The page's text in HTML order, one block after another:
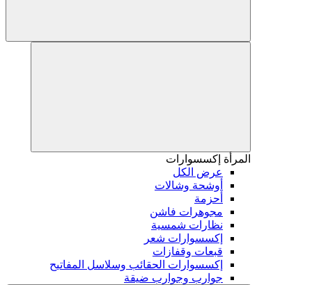
المرأة إكسسوارات
عرض الكل
أوشحة وشالات
أحزمة
مجوهرات فاشن
نظارات شمسية
إكسسوارات شعر
قبعات وقفازات
إكسسوارات الحقائب وسلاسل المفاتيح
جوارب وجوارب ضيقة